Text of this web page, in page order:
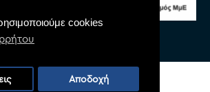
cookies
Αποδοχή
2022 Stechi, All Rights Reserved
by
Monoware Web